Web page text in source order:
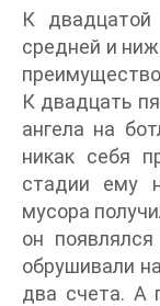
К
средней и
К двадцать
ангела на
никак себя
стадии ему
мусора
он
обрушивали
два счета. А